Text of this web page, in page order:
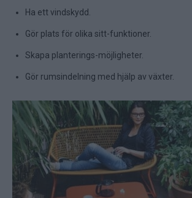
Ha ett vindskydd.
Gör plats för olika sitt-funktioner.
Skapa planterings-möjligheter.
Gör rumsindelning med hjälp av växter.